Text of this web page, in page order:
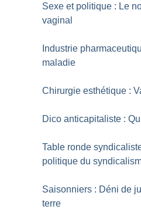
Sexe et politique : Le
vaginal
Industrie
maladie
Chirurgie esthétique :
Dico anticapitaliste :
Table ronde
politique du
Saisonniers : Déni de
terre